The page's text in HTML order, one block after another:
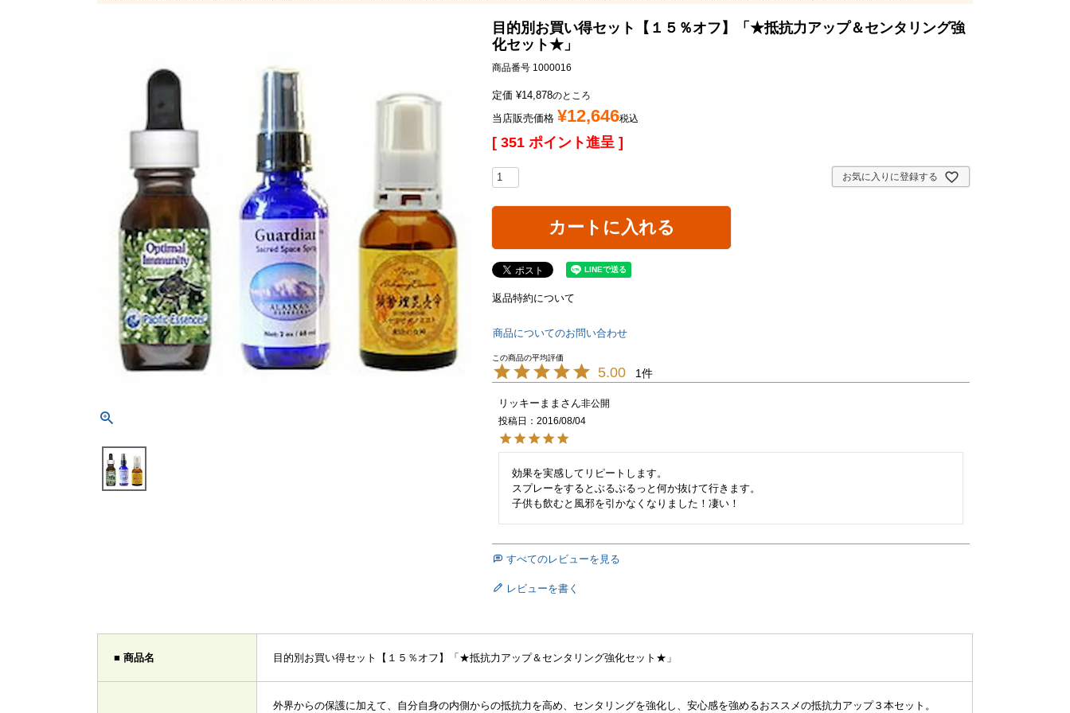
目的別お買い得セット【１５％オフ】「★抵抗力アップ＆センタリング強
化セット★」
商品番号 1000016
定価 ¥14,878のところ
当店販売価格 ¥12,646税込
[ 351 ポイント進呈 ]
お気に入りに登録する
カートに入れる
返品特約について
商品についてのお問い合わせ
5.00 1
リッキーまま
非公開
投稿日
2016/08/04
効果を実感してリピートします。
スプレーをするとぶるぶるっと何か抜けて行きます。
すべてのレビューを見る
レビューを書く
■ 商品名 目的別お買い得セット【１５％オフ】「★抵抗力アップ＆センタリング強化セット★」
外界からの保護に加えて、自分自身の内側からの抵抗力を高め、センタリングを強化し、安心感を強めるおススメの抵抗力アップ３本セット。